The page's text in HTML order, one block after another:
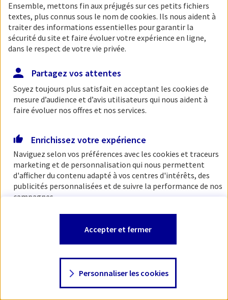
chargeons l'étape initiale.
Ensemble, mettons fin aux préjugés sur ces petits fichiers
textes, plus connus sous le nom de cookies. Ils nous aident à
traiter des informations essentielles pour garantir la
sécurité du site et faire évoluer votre expérience en ligne,
dans le respect de votre vie privée.
Partagez vos attentes
Soyez toujours plus satisfait en acceptant les cookies de
mesure d’audience et d’avis utilisateurs qui nous aident à
faire évoluer nos offres et nos services.
Enrichissez votre expérience
Naviguez selon vos préférences avec les cookies et traceurs
marketing et de personnalisation qui nous permettent
d'afficher du contenu adapté à vos centres d'intérêts, des
publicités personnalisées et de suivre la performance de nos
campagnes.
changer d'avis à tout moment en allant sur
Consulter notre politique decookies
Personnaliser les cookies
Accepter et fermer